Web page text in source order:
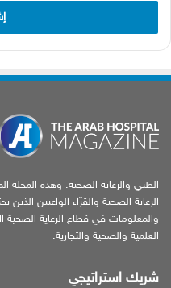
الطبي والرعاية الصحية. وهذه
الرعاية الصحية والقرّاء الواعيين
والمعلومات في قطاع الرعاية الصحية
العلمية والصحية والتجارية.
شريك استراتيجي